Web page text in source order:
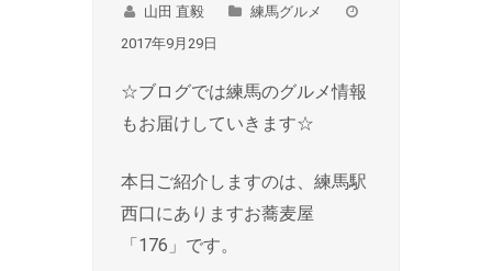
山田 直毅
練馬グルメ
2017年9月29日
☆ブログでは練馬のグルメ情報
もお届けしていきます☆
本日ご紹介しますのは、練馬駅
西口にありますお蕎麦屋
「176」です。